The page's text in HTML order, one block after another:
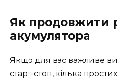
Як продовжити
акумулятора
Якщо для вас важливе
старт-стоп, кілька